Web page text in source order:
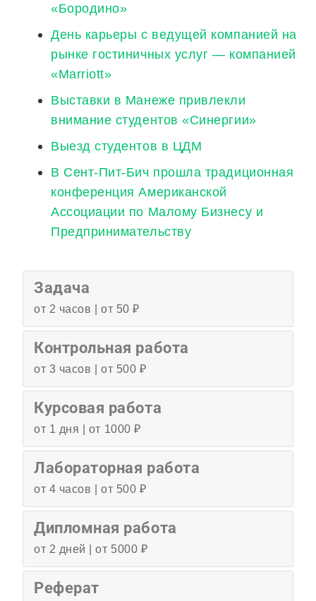
«Бородино»
День карьеры с ведущей компанией на
рынке гостиничных услуг — компанией
«Marriott»
Выставки в Манеже привлекли
внимание студентов «Синергии»
Выезд студентов в ЦДМ
В Сент-Пит-Бич прошла традиционная
конференция Американской
Ассоциации по Малому Бизнесу и
Предпринимательству
Задача
от 2 часов | от 50 ₽
Контрольная работа
от 3 часов | от 500 ₽
Курсовая работа
от 1 дня | от 1000 ₽
Лабораторная работа
от 4 часов | от 500 ₽
Дипломная работа
от 2 дней | от 5000 ₽
Реферат